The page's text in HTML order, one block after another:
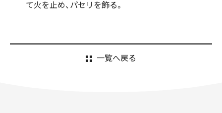
て火を止め、パセリを飾る。
一覧へ戻る